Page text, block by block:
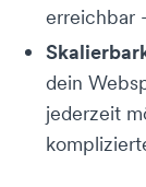
erreichbar
dein
jederzeit